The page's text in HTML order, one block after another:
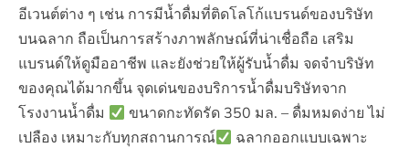
อีเวนต์ต่าง ๆ เช่น การมีน้ำดื่มที่ติดโลโก้แบรนด์ของบริษัท
บนฉลาก ถือเป็นการสร้างภาพลักษณ์ที่น่าเชื่อถือ เสริม
แบรนด์ให้ดูมืออาชีพ และยังช่วยให้ผู้รับน้ำดื่ม จดจำบริษัท
ของคุณได้มากขึ้น จุดเด่นของบริการน้ำดื่มบริษัทจาก
โรงงานน้ำดื่ม
ขนาดกะทัดรัด 350 มล. – ดื่มหมดง่าย ไม่
เปลือง เหมาะกับทุกสถานการณ์
ฉลากออกแบบเฉพาะ